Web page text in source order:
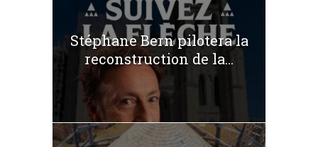
Stéphane Bern pilotera la
reconstruction de la...